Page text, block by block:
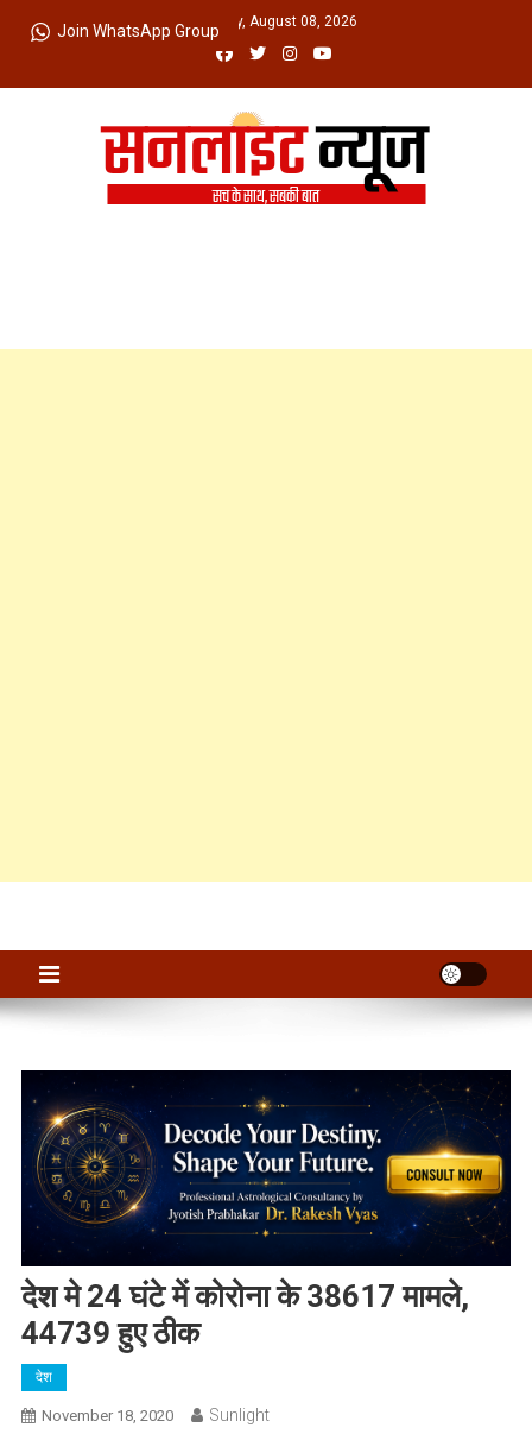
Saturday, August 08, 2026
देश मे 24 घंटे में कोरोना के 38617 मामले,
44739 हुए ठीक
देश
November 18, 2020 Sunlight
Join WhatsApp Group